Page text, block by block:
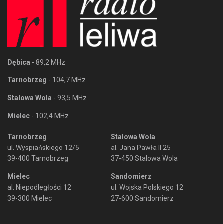
Dębica - 89,2 MHz
Tarnobrzeg - 104,7 MHz
Stalowa Wola - 93,5 MHz
Mielec - 102,4 MHz
Tarnobrzeg
ul. Wyspiańskiego 12/5
39-400 Tarnobrzeg
Mielec
al. Niepodległości 12
39-300 Mielec
Stalowa Wola
al. Jana Pawła II 25
37-450 Stalowa Wola
Sandomierz
ul. Wojska Polskiego 12
27-600 Sandomierz